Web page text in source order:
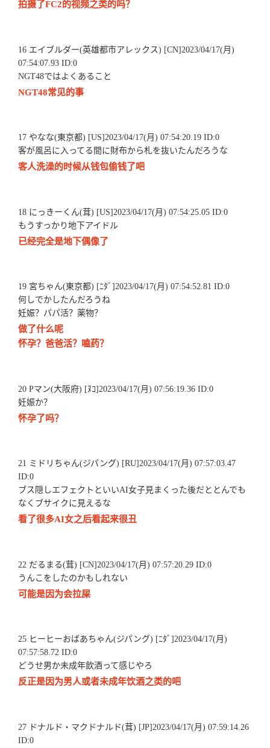
拍摄了FC2的视频之类的吗？
16 エイブルダー(英雄都市アレックス) [CN]2023/04/17(月)
07:54:07.93 ID:0
NGT48ではよくあること
NGT48常见的事
17 やなな(東京都) [US]2023/04/17(月) 07:54:20.19 ID:0
客が風呂に入ってる間に財布から札を抜いたんだろうな
客人洗澡的时候从钱包偷钱了吧
18 にっきーくん(茸) [US]2023/04/17(月) 07:54:25.05 ID:0
もうすっかり地下アイドル
已经完全是地下偶像了
19 宮ちゃん(東京都) [ﾆﾀﾞ]2023/04/17(月) 07:54:52.81 ID:0
何しでかしたんだろうね
妊娠？パパ活？薬物？
做了什么呢
怀孕？爸爸活？嗑药？
20 Pマン(大阪府) [ﾇｺ]2023/04/17(月) 07:56:19.36 ID:0
妊娠か？
怀孕了吗？
21 ミドリちゃん(ジパング) [RU]2023/04/17(月) 07:57:03.47
ID:0
ブス隠しエフェクトといいAI女子見まくった後だととんでも
なくブサイクに見えるな
看了很多AI女之后看起来很丑
22 だるまる(茸) [CN]2023/04/17(月) 07:57:20.29 ID:0
うんこをしたのかもしれない
可能是因为会拉屎
25 ヒーヒーおばあちゃん(ジパング) [ﾆﾀﾞ]2023/04/17(月)
07:57:58.72 ID:0
どうせ男か未成年飲酒って感じやろ
反正是因为男人或者未成年饮酒之类的吧
27 ドナルド・マクドナルド(茸) [JP]2023/04/17(月) 07:59:14.26
ID:0